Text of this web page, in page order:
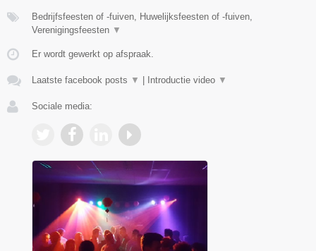
Bedrijfsfeesten of -fuiven, Huwelijksfeesten of -fuiven,
Verenigingsfeesten ▼
Er wordt gewerkt op afspraak.
Laatste facebook posts ▼ Introductie video ▼
Sociale media: